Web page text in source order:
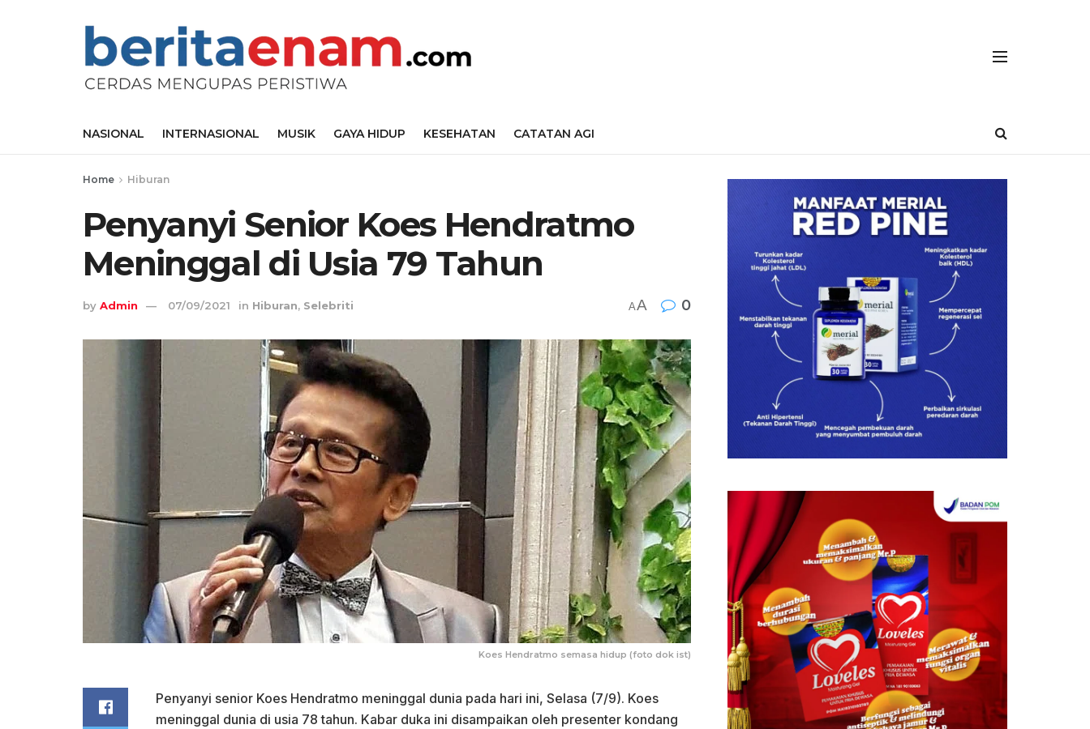
NASIONAL INTERNASIONAL MUSIK GAYA HIDUP KESEHATAN CATATAN AGI
Home Hiburan
Penyanyi Senior Koes Hendratmo
Meninggal di Usia 79 Tahun
by Admin 07/09/2021 in Hiburan, Selebriti AA 0
Koes Hendratmo semasa hidup (foto dok ist)
Penyanyi senior Koes Hendratmo meninggal dunia pada hari ini, Selasa (7/9). Koes
meninggal dunia di usia 78 tahun. Kabar duka ini disampaikan oleh presenter kondang